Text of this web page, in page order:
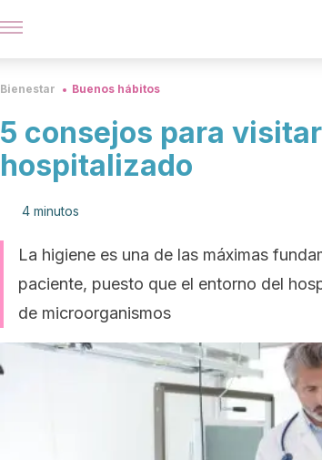
Bienestar Buenos hábitos
5 consejos para
hospitalizado
4 minutos
La higiene es una de las máximas
paciente, puesto que el entorno del
de microorganismos